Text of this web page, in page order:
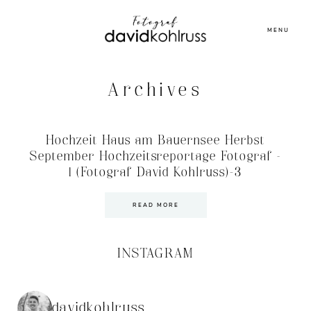
MENU
Archives
Hochzeit Haus am Bauernsee Herbst
September Hochzeitsreportage Fotograf –
1 (Fotograf David Kohlruss)-3
READ MORE
INSTAGRAM
davidkohlruss